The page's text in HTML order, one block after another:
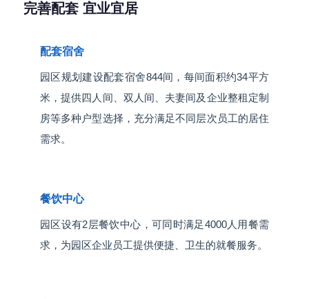
完善配套 宜业宜居
配套宿舍
园区规划建设配套宿舍844间，每间面积约34平方
米，提供四人间、双人间、夫妻间及企业整租定制
房等多种户型选择，充分满足不同层次员工的居住
需求。
餐饮中心
园区设有2层餐饮中心，可同时满足4000人用餐需
求，为园区企业员工提供便捷、卫生的就餐服务。